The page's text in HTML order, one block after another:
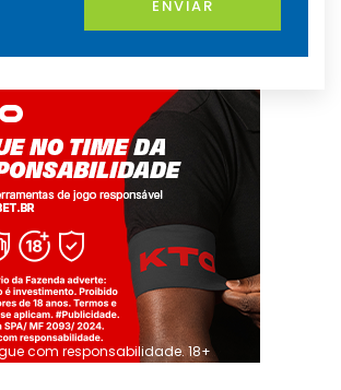
ENVIAR
com responsabilidade. 18+